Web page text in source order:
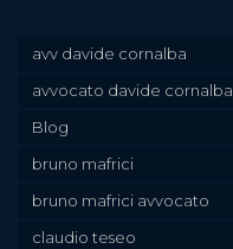
avv davide cornalba
avvocato davide cornalba
Blog
bruno mafrici
bruno mafrici avvocato
claudio teseo